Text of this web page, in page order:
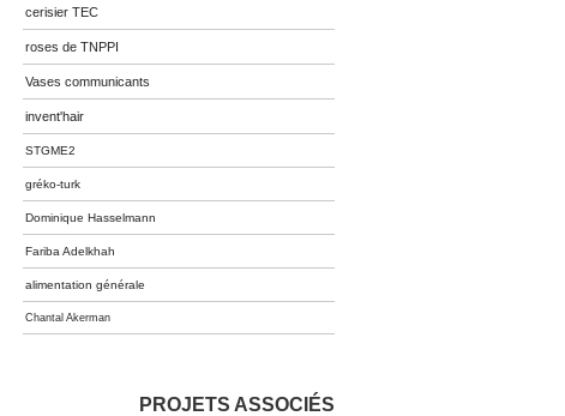
cerisier TEC
roses de TNPPI
Vases communicants
invent'hair
STGME2
gréko-turk
Dominique Hasselmann
Fariba Adelkhah
alimentation générale
Chantal Akerman
PROJETS ASSOCIÉS